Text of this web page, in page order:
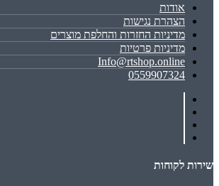
אודות
הצהרת נגישות
מדיניות החזרות והחלפת מוצרים
מדיניות פרטיות
Info@rtshop.online
0559907324
שירות לקוחות